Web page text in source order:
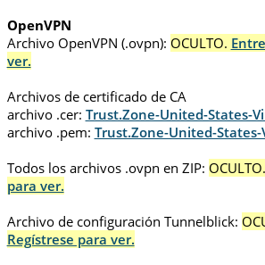
OpenVPN
Archivo OpenVPN (.ovpn): OCULTO.
ver.
Archivos de certificado de CA
archivo .cer: Trust.Zone-United-States-
archivo .pem: Trust.Zone-United-States-
Todos los archivos .ovpn en ZIP: OCULTO.
para ver.
Archivo de configuración Tunnelblick:
Regístrese para ver.